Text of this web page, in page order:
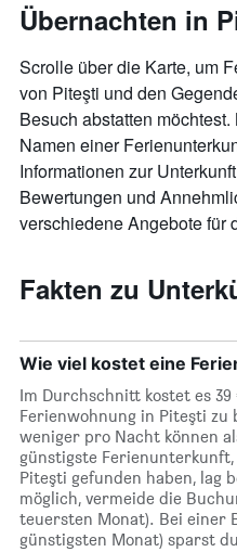
Achse,
die
den
durchschnittlichen
Zimmerpreis
anzeigt.
Übernachten in
Scrolle über die Karte, um
von Piteşti und den
Besuch abstatten
Namen einer
Informationen zur
Bewertungen und
verschiedene Angebote für
Fakten zu
Wie viel kostet eine
Im Durchschnitt kostet es
Ferienwohnung in Piteşti zu
weniger pro Nacht können
günstigste
Piteşti gefunden haben, lag
möglich, vermeide die
teuersten Monat). Bei einer
günstigsten Monat) sparst